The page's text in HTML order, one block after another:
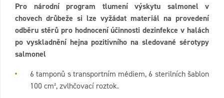
Pro národní program tlumení výskytu salmonel v
chovech drůbeže si lze vyžádat materiál na provedení
odběru stěrů pro hodnocení účinnosti dezinfekce v halách
po vyskladnění hejna pozitivního na sledované sérotypy
salmonel
6 tamponů s transportním médiem, 6 sterilních šablon
100 cm², zvlhčovací roztok.